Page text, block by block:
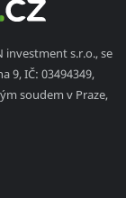
investment s.r.o., se
9, IČ: 03494349,
soudem v Praze,